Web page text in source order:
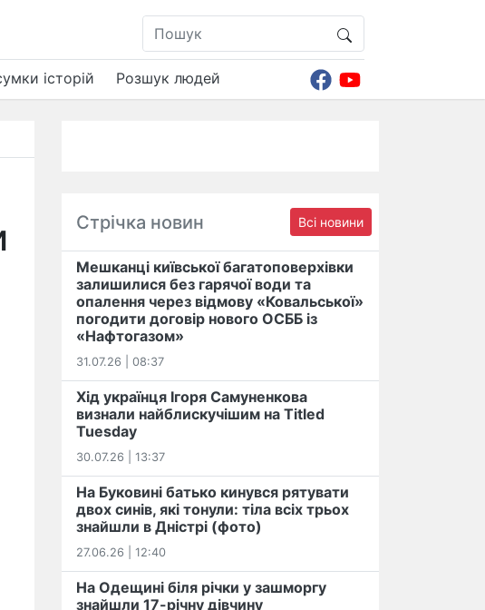
історій Розшук людей
Стрічка новин Всі новини
Мешканці київської багатоповерхівки
залишилися без гарячої води та
опалення через відмову «Ковальської»
погодити договір нового ОСББ із
«Нафтогазом»
31.07.26 | 08:37
Хід українця Ігоря Самуненкова
визнали найблискучішим на Titled
Tuesday
30.07.26 | 13:37
На Буковині батько кинувся рятувати
двох синів, які тонули: тіла всіх трьох
знайшли в Дністрі (фото)
27.06.26 | 12:40
На Одещині біля річки у зашморгу
знайшли 17-річну дівчину